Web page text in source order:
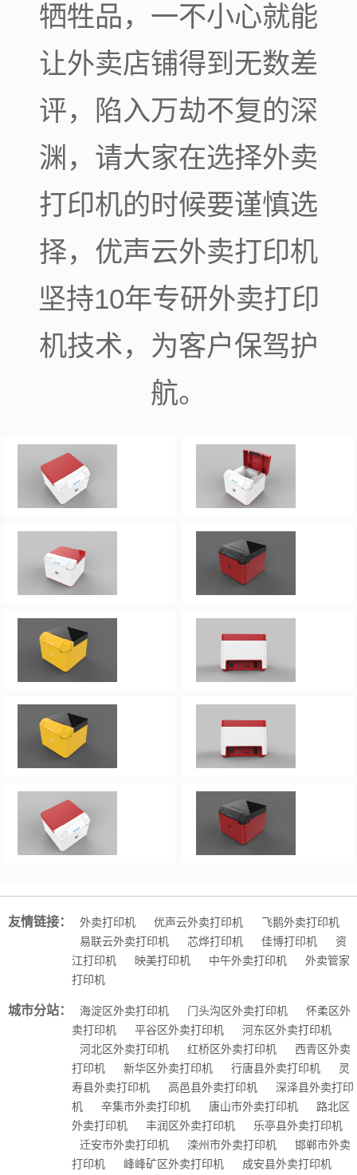
牺牲品，一不小心就能
让外卖店铺得到无数差
评，陷入万劫不复的深
渊，请大家在选择外卖
打印机的时候要谨慎选
择，优声云外卖打印机
坚持10年专研外卖打印
机技术，为客户保驾护
航。
友情链接： 外卖打印机 优声云外卖打印机
飞鹅外卖打印机
易联云外卖打印机
芯烨打印机 佳博打印机
资
江打印机
映美打印机 中午外卖打印机
外卖管家
打印机
城市分站： 海淀区外卖打印机 门头沟区外卖打印机
怀柔区外
卖打印机
平谷区外卖打印机
河东区外卖打印机
河北区外卖打印机
红桥区外卖打印机
西青区外卖
打印机
新华区外卖打印机 行唐县外卖打印机
灵
寿县外卖打印机
高邑县外卖打印机
深泽县外卖打印
机
辛集市外卖打印机 唐山市外卖打印机
路北区
外卖打印机
丰润区外卖打印机
乐亭县外卖打印机
迁安市外卖打印机
滦州市外卖打印机
邯郸市外卖
打印机
峰峰矿区外卖打印机 成安县外卖打印机